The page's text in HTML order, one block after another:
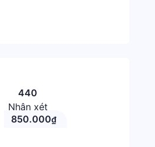
440
Nhận xét
850.000₫